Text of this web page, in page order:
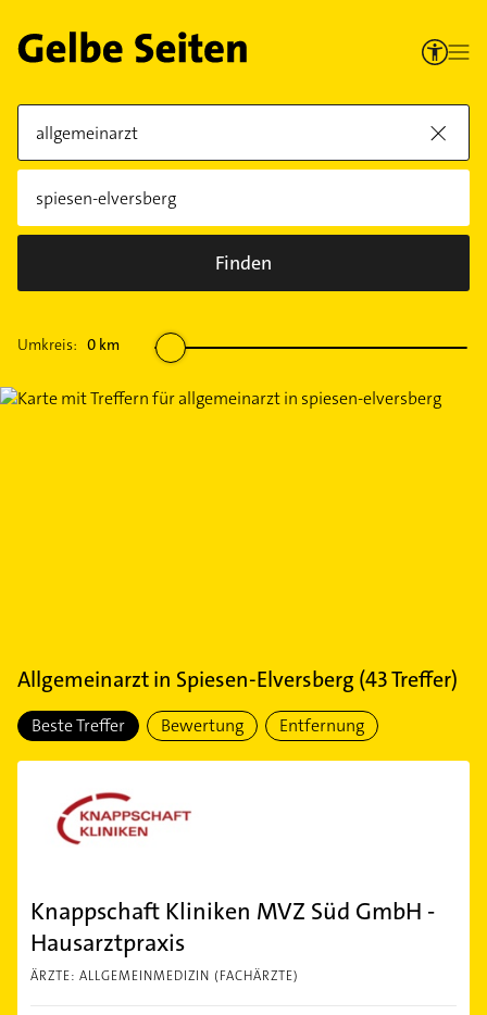
Finden
Umkreis: 0 km
Allgemeinarztin Spiesen-Elversberg (43Treffer)
Beste Treffer Bewertung Entfernung
Knappschaft Kliniken MVZ Süd GmbH -
Hausarztpraxis
ÄRZTE: ALLGEMEINMEDIZIN (FACHÄRZTE)